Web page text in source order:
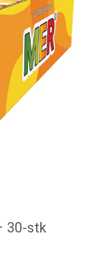
30-stk